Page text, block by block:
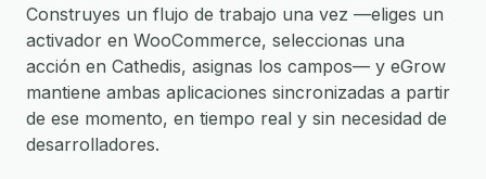
Construyes un flujo de trabajo una vez —eliges un
activador en WooCommerce, seleccionas una
acción en Cathedis, asignas los campos— y eGrow
mantiene ambas aplicaciones sincronizadas a partir
de ese momento, en tiempo real y sin necesidad de
desarrolladores.